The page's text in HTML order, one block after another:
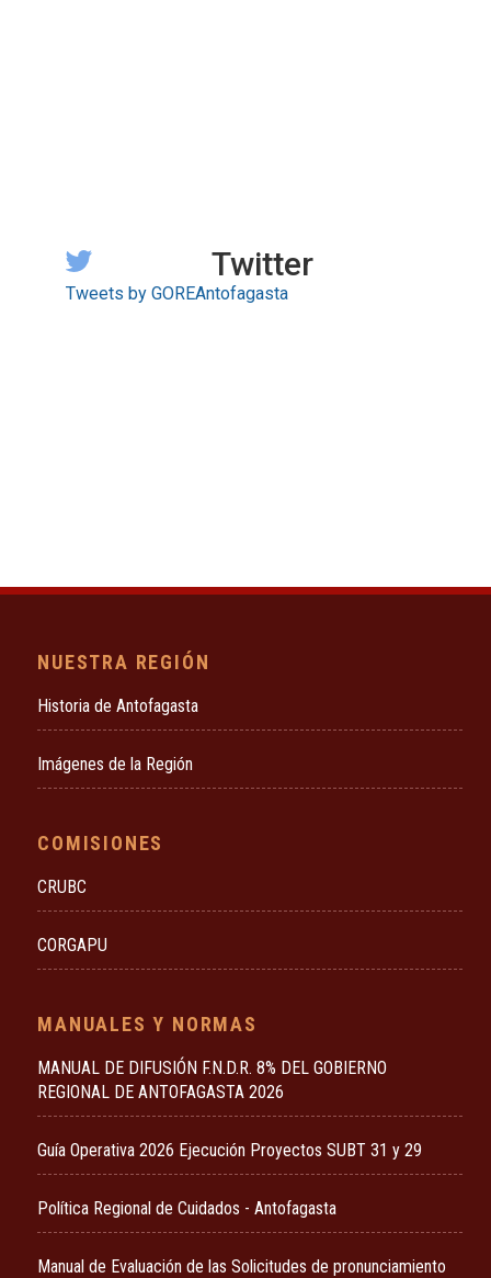
Twitter
Tweets by GOREAntofagasta
NUESTRA REGIÓN
Historia de Antofagasta
Imágenes de la Región
COMISIONES
CRUBC
CORGAPU
MANUALES Y NORMAS
MANUAL DE DIFUSIÓN F.N.D.R. 8% DEL GOBIERNO
REGIONAL DE ANTOFAGASTA 2026
Guía Operativa 2026 Ejecución Proyectos SUBT 31 y 29
Política Regional de Cuidados - Antofagasta
Manual de Evaluación de las Solicitudes de pronunciamiento